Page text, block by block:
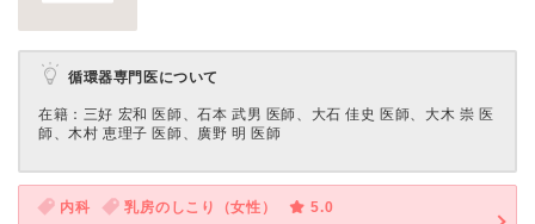
循環器専門医について
在籍：三好 宏和 医師、石本 武男 医師、大石 佳史 医師、大木 崇 医
師、木村 恵理子 医師、廣野 明 医師
内科 乳房のしこり（女性）
5.0